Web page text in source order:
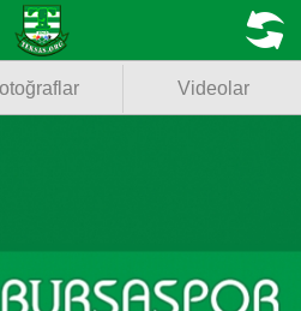
Videolar